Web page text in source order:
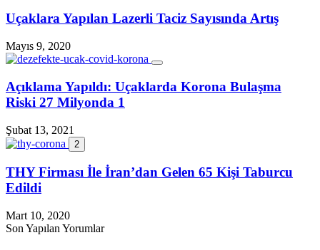
Uçaklara Yapılan Lazerli Taciz Sayısında Artış
Mayıs 9, 2020
Açıklama Yapıldı: Uçaklarda Korona Bulaşma
Riski 27 Milyonda 1
Şubat 13, 2021
2
THY Firması İle İran’dan Gelen 65 Kişi Taburcu
Edildi
Mart 10, 2020
Son Yapılan Yorumlar